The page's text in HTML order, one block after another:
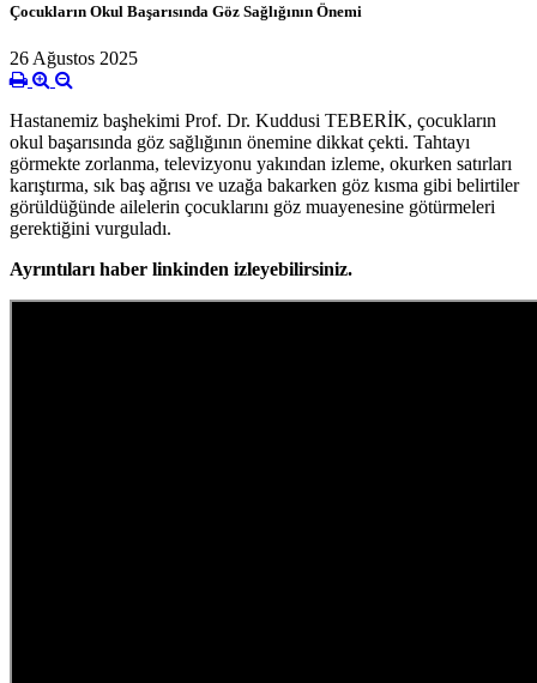
Çocukların Okul Başarısında Göz Sağlığının Önemi
26 Ağustos 2025
Hastanemiz başhekimi Prof. Dr. Kuddusi TEBERİK, çocukların
okul başarısında göz sağlığının önemine dikkat çekti. Tahtayı
görmekte zorlanma, televizyonu yakından izleme, okurken satırları
karıştırma, sık baş ağrısı ve uzağa bakarken göz kısma gibi belirtiler
görüldüğünde ailelerin çocuklarını göz muayenesine götürmeleri
gerektiğini vurguladı.
Ayrıntıları haber linkinden izleyebilirsiniz.